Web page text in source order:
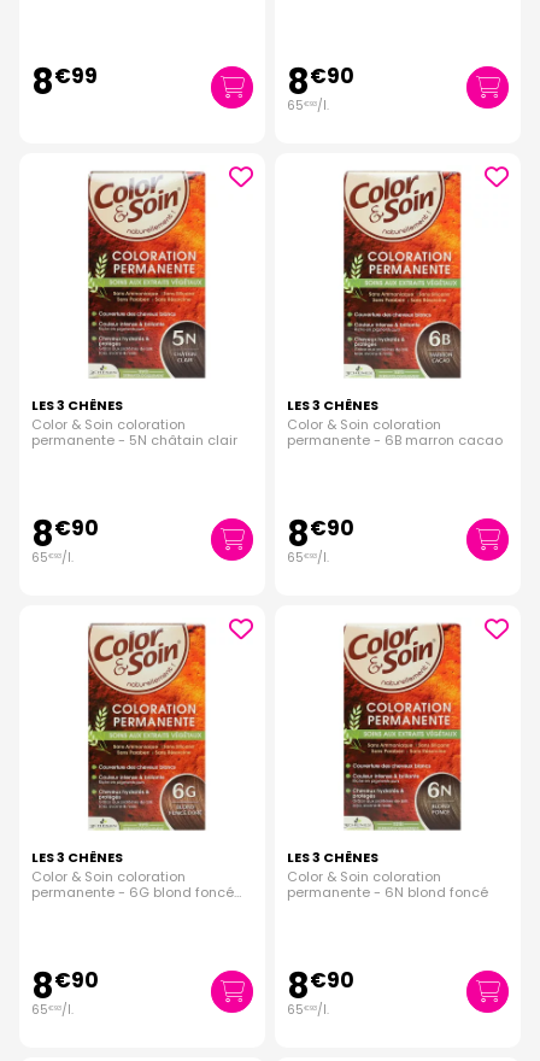
8€99 8€90
65€93/l.
LES 3 CHÊNES
Color & Soin coloration
permanente - 5N châtain clair
8€90
65€93/l.
LES 3 CHÊNES
Color & Soin coloration
permanente - 6B marron cacao
8€90
65€93/l.
LES 3 CHÊNES
Color & Soin coloration
permanente - 6G blond foncé
8€90
65€93/l.
LES 3 CHÊNES
Color & Soin coloration
permanente - 6N blond foncé
8€90
65€93/l.